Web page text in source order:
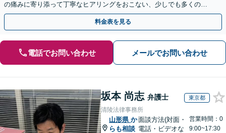
の痛みに寄り添って丁寧なヒアリングをおこない、少しでも多くの返
金が得られるよう尽力します！
料金表を見る
電話でお問い合わせ メールでお問い合わせ
坂本 尚志 弁護士 東京都
清陵法律事務所
山形県 か
らも相談
面談方法(対面・
電話・ビデオな
営業時間：0
9:00~17:30